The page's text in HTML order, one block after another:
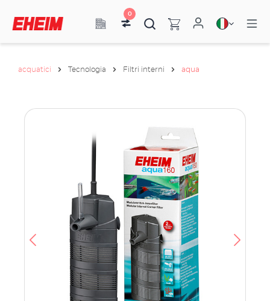
0
acquatici Tecnologia Filtri interni aqua